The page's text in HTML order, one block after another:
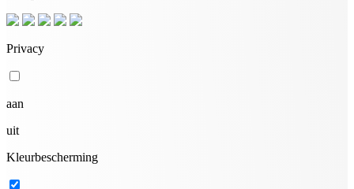
Privacy
aan
uit
Kleurbescherming